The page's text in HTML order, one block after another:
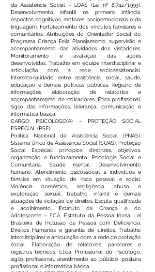
da Assistência Social – LOAS (Lei nº 8.742/1993).
Desenvolvimento infantil na primeira infância.
Aspectos cognitivos, motores, socioemocionais e da
linguagem. Fortalecimento dos vínculos familiares e
comunitários. Atribuições do Orientador Social do
Programa Criança Feliz. Planejamento, supervisão e
acompanhamento das atividades dos visitadores.
Monitoramento e avaliação das ações
desenvolvidas. Trabalho em equipe interdisciplinar e
articulação com a rede socioassistencial.
Intersetorialidade entre assistência social, saúde,
educação e demais políticas públicas. Registro de
informações, elaboração de relatórios e
acompanhamento de indicadores. Ética profissional,
sigilo das informações, liderança, comunicação e
informática básica.
CARGO: PSICÓLOGO(A) – PROTEÇÃO SOCIAL
ESPECIAL (PSE)
Política Nacional de Assistência Social (PNAS).
Sistema Único de Assistência Social (SUAS). Proteção
Social Especial: princípios, diretrizes, objetivos,
organização e funcionamento. Psicologia Social e
Comunitária. Saúde mental. Desenvolvimento
humano. Atendimento psicossocial a indivíduos e
famílias em situação de risco pessoal e social.
Violência doméstica, negligência, abuso e
exploração sexual, trabalho infantil e demais
situações de violação de direitos. Escuta qualificada
e acolhimento. Estatuto da Criança e do
Adolescente – ECA. Estatuto da Pessoa Idosa. Lei
Brasileira de Inclusão da Pessoa com Deficiência.
Direitos Humanos e garantia de direitos. Trabalho
interdisciplinar e articulação com a rede de proteção
social. Elaboração de relatórios, pareceres e
registros técnicos. Ética Profissional do Psicólogo,
sigilo profissional, atendimento ao público, postura
profissional e informática básica.